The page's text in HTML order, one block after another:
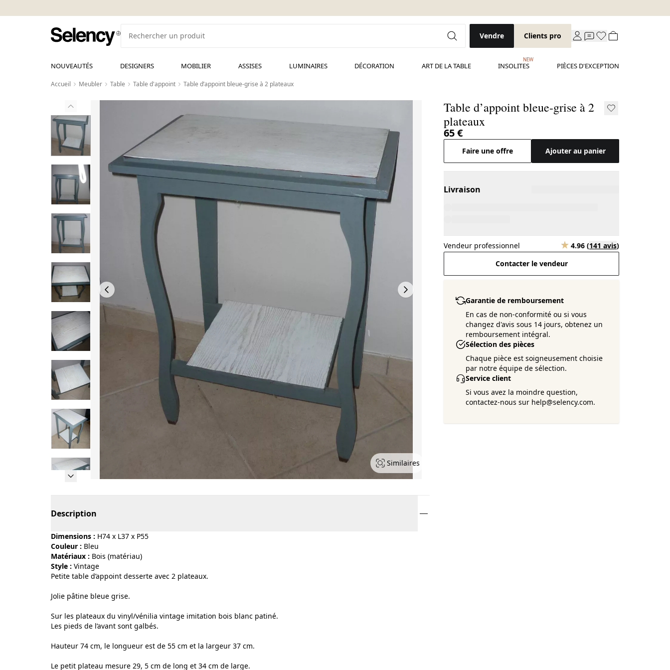
Vendre Clients pro
NOUVEAUTÉS DESIGNERS MOBILIER ASSISES LUMINAIRES DÉCORATION ART DE LA TABLE INSOLITES
NEW
PIÈCES D'EXCEPTION
Accueil Meubler Table Table d'appoint Table d’appoint bleue-grise à 2 plateaux
Similaires
Table d’appoint bleue-grise à 2
plateaux
65 €
Faire une offre Ajouter au panier
Livraison
Vendeur professionnel 4.96 (141 avis)
Contacter le vendeur
Garantie de remboursement
En cas de non-conformité ou si vous
changez d'avis sous 14 jours, obtenez un
remboursement intégral.
Sélection des pièces
Chaque pièce est soigneusement choisie
par notre équipe de sélection.
Service client
Si vous avez la moindre question,
contactez-nous sur help@selency.com.
Description
Dimensions : H74 x L37 x P55
Couleur :
bleu
Matériaux :
bois (matériau)
Style :
vintage
Petite table d’appoint desserte avec 2 plateaux.
Jolie pâtine bleue grise.
Sur les plateaux du vinyl/vénilia vintage imitation bois blanc patiné.
Les pieds de l’avant sont galbés.
Hauteur 74 cm, le longueur est de 55 cm et la largeur 37 cm.
Le petit plateau mesure 29, 5 cm de long et 34 cm de large.